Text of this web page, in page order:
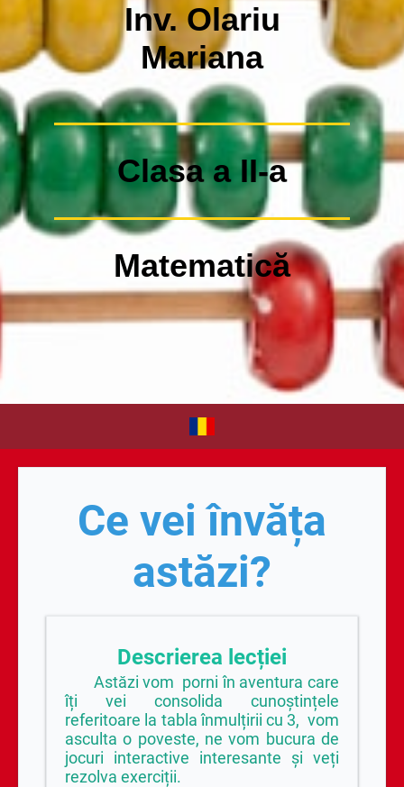
Inv. Olariu
Mariana
Clasa a II-a
Matematică
Ce vei învăța
astăzi?
Descrierea lecției
Astăzi vom porni în aventura care
îți vei consolida cunoștințele
referitoare la tabla înmulțirii cu 3, vom
asculta o poveste, ne vom bucura de
jocuri interactive interesante și veți
rezolva exerciții.